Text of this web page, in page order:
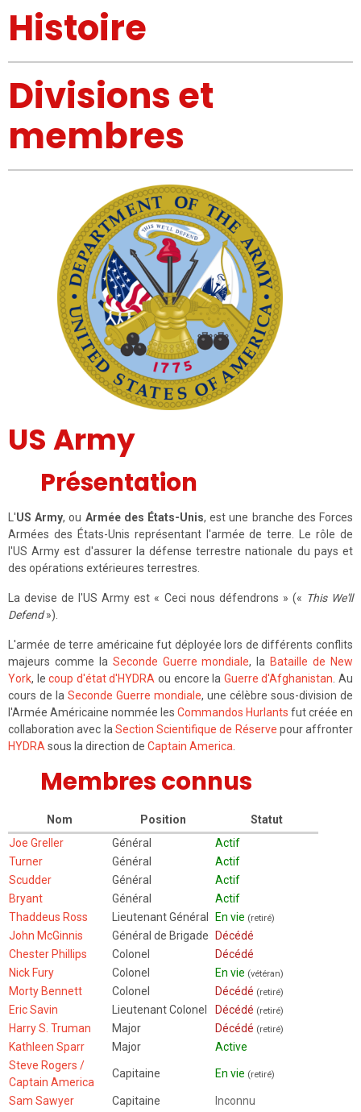
Histoire
Divisions et
membres
US Army
Présentation
L'US Army, ou Armée des États-Unis, est une branche des Forces
Armées des États-Unis représentant l'armée de terre. Le rôle de
l'US Army est d'assurer la défense terrestre nationale du pays et
des opérations extérieures terrestres.
La devise de l'US Army est « Ceci nous défendrons » (« This We'll
Defend»).
L'armée de terre américaine fut déployée lors de différents conflits
majeurs comme la Seconde Guerre mondiale, la Bataille de New
York, lecoup d'état d'HYDRA ou encore la Guerre d'Afghanistan. Au
cours de la Seconde Guerre mondiale, une célèbre sous-division de
l'Armée Américaine nommée les Commandos Hurlants fut créée en
collaboration avec laSection Scientifique de Réserve pour affronter
HYDRAsous la direction de Captain America.
Membres connus
Nom Position
Statut
Joe Greller
Général
Actif
Turner
Général
Actif
Scudder
Général
Actif
Bryant
Général
Actif
Thaddeus Ross
Lieutenant Général En vie (retiré)
John McGinnis Général de Brigade
Décédé
Chester Phillips
Colonel
Décédé
Nick Fury
Colonel En vie (vétéran)
Morty Bennett Colonel Décédé (retiré)
Eric Savin Lieutenant Colonel Décédé (retiré)
Harry S. Truman Major Décédé (retiré)
Kathleen Sparr Major
Active
Steve Rogers /
Captain America
Capitaine En vie (retiré)
Sam Sawyer Capitaine
Inconnu